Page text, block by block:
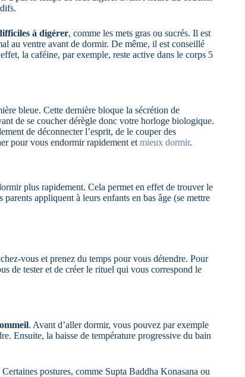
à digérer, comme les mets gras ou sucrés. Il est
au ventre avant de dormir. De même, il est conseillé
la caféine, par exemple, reste active dans le corps 5
bleue. Cette dernière bloque la sécrétion de
de se coucher dérègle donc votre horloge biologique.
de déconnecter l’esprit, de le couper des
pour vous endormir rapidement et mieux dormir.
plus rapidement. Cela permet en effet de trouver le
appliquent à leurs enfants en bas âge (se mettre
vous et prenez du temps pour vous détendre. Pour
de tester et de créer le rituel qui vous correspond le
. Avant d’aller dormir, vous pouvez par exemple
Ensuite, la baisse de température progressive du bain
postures, comme Supta Baddha Konasana ou